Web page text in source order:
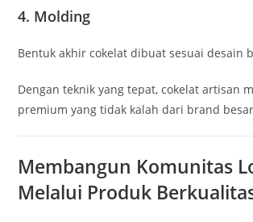
4. Molding
Bentuk akhir cokelat dibuat sesuai desain
Dengan teknik yang tepat, cokelat artisan
premium yang tidak kalah dari brand
Membangun Komunitas
Melalui Produk